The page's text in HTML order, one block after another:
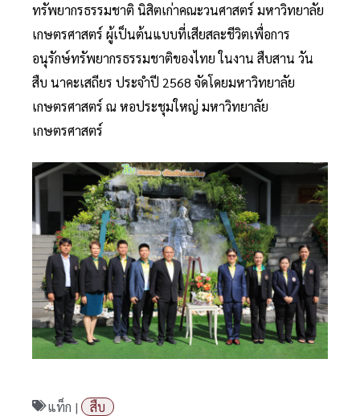
ทรัพยากรธรรมชาติ นิสิตเก่าคณะวนศาสตร์ มหาวิทยาลัย
เกษตรศาสตร์ ผู้เป็นต้นแบบที่เสียสละชีวิตเพื่อการ
อนุรักษ์ทรัพยากรธรรมชาติของไทย ในงาน สืบสาน วัน
สืบ นาคะเสถียร ประจำปี 2568 จัดโดยมหาวิทยาลัย
เกษตรศาสตร์ ณ หอประชุมใหญ่ มหาวิทยาลัย
เกษตรศาสตร์
แท็ก | สืบ